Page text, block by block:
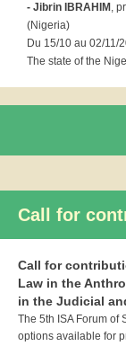
- Jibrin IBRAHIM ,
(Nigeria)
Du 15/10 au 02/11/
The state of the
Call for
Call for
Law in the
in the Judicial
The 5th ISA Forum of
options available for